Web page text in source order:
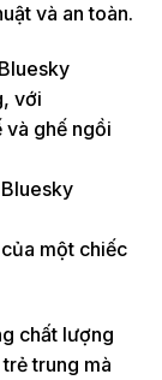
và an toàn.
với
và ghế ngồi
một chiếc
chất lượng
trung mà